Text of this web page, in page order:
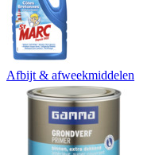
Afbijt & afweekmiddelen